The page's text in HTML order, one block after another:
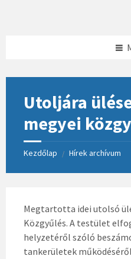
Utoljára
megyei
Kezdőlap / Hírek archívum
Megtartotta idei utolsó
Közgyűlés. A testület
helyzetéről szóló
tankerületek